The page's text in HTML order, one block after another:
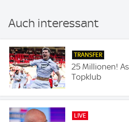
Auch interessant
TRANSFER
25 Millionen!
Topklub
LIVE